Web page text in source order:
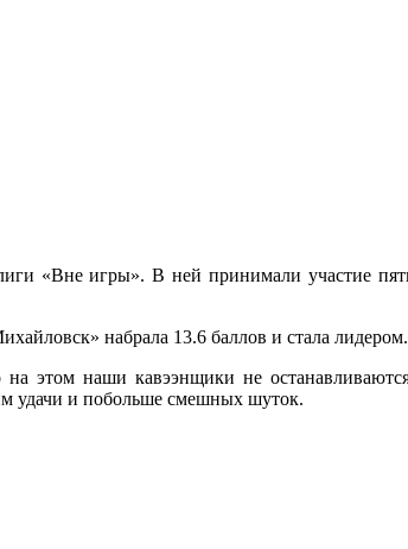
«Вне игры». В ней принимали участие
набрала 13.6 баллов и стала лидером.
этом наши кавээнщики не
удачи и побольше смешных шуток.